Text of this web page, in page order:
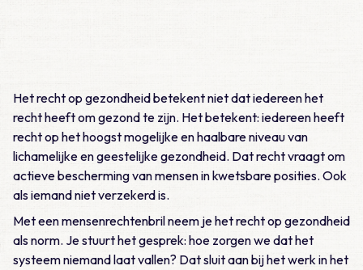
Het recht op gezondheid betekent niet dat iedereen het
recht heeft om gezond te zijn. Het betekent: iedereen heeft
recht op het hoogst mogelijke en haalbare niveau van
lichamelijke en geestelijke gezondheid. Dat recht vraagt om
actieve bescherming van mensen in kwetsbare posities. Ook
als iemand niet verzekerd is.
Met een mensenrechtenbril neem je het recht op gezondheid
als norm. Je stuurt het gesprek: hoe zorgen we dat het
systeem niemand laat vallen? Dat sluit aan bij het werk in het